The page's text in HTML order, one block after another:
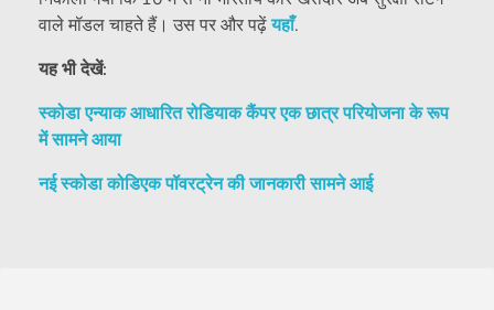
वाले मॉडल चाहते हैं। उस पर और पढ़ेंयहाँ.
यह भी देखें:
स्कोडा एन्याक आधारित रोडियाक कैंपर एक छात्र परियोजना के रूप
में सामने आया
नई स्कोडा कोडिएक पॉवरट्रेन की जानकारी सामने आई